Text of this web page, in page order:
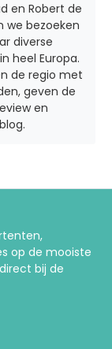
en Robert de
bezoeken
diverse
heel Europa.
de regio met
geven de
en
op de mooiste
bij de